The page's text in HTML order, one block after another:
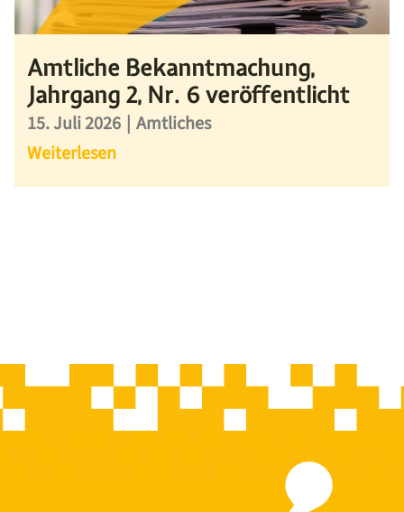
Amtliche Bekanntmachung,
Jahrgang 2, Nr. 6 veröffentlicht
15. Juli 2026 | Amtliches
Weiterlesen